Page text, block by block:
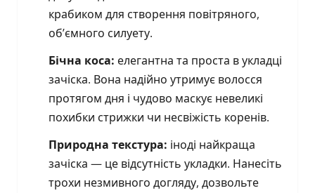
крабиком для створення повітряного,
об’ємного силуету.
Бічна коса: елегантна та проста в укладці
зачіска. Вона надійно утримує волосся
протягом дня і чудово маскує невеликі
похибки стрижки чи несвіжість коренів.
Природна текстура: іноді найкраща
зачіска — це відсутність укладки. Нанесіть
трохи незмивного догляду, дозвольте